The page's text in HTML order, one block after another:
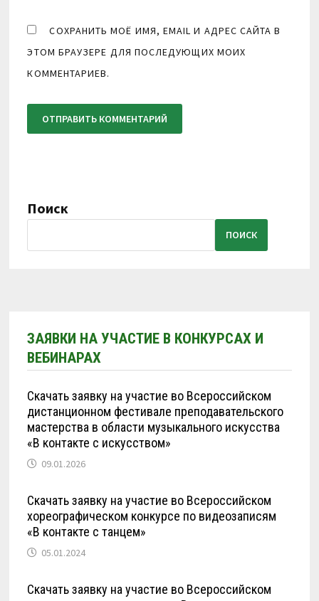
СОХРАНИТЬ МОЁ ИМЯ, EMAIL И АДРЕС САЙТА В
ЭТОМ БРАУЗЕРЕ ДЛЯ ПОСЛЕДУЮЩИХ МОИХ
КОММЕНТАРИЕВ.
Поиск
ПОИСК
ЗАЯВКИ НА УЧАСТИЕ В КОНКУРСАХ И
ВЕБИНАРАХ
Скачать заявку на участие во Всероссийском
дистанционном фестивале преподавательского
мастерства в области музыкального искусства
«В контакте с искусством»
09.01.2026
Скачать заявку на участие во Всероссийском
хореографическом конкурсе по видеозаписям
«В контакте с танцем»
05.01.2024
Скачать заявку на участие во Всероссийском